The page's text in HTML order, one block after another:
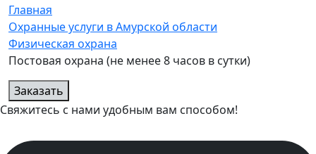
Главная
Охранные услуги в Амурской области
Физическая охрана
Постовая охрана (не менее 8 часов в сутки)
Заказать
Свяжитесь с нами удобным вам способом!